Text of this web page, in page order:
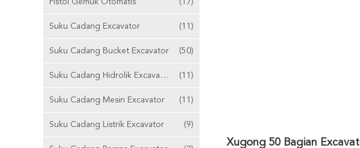
Pistol Gemuk Otomatis (17)
Suku Cadang Excavator (11)
Suku Cadang Bucket Excavator (50)
Suku Cadang Hidrolik Excavator (11)
Suku Cadang Mesin Excavator (11)
Suku Cadang Listrik Excavator (9)
Xugong 50 Bagian